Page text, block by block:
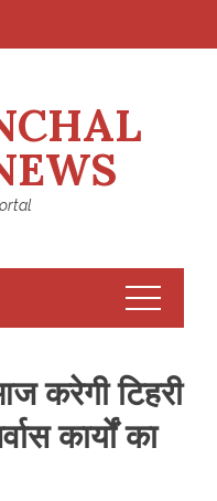
करेगी टिहरी
कार्यों का